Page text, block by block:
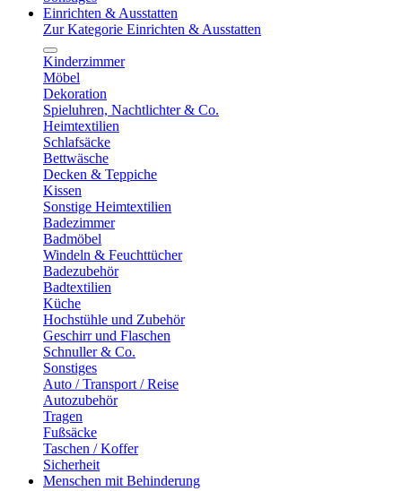
Einrichten & Ausstatten
Zur Kategorie Einrichten & Ausstatten
Kinderzimmer
Möbel
Dekoration
Spieluhren, Nachtlichter & Co.
Heimtextilien
Schlafsäcke
Bettwäsche
Decken & Teppiche
Kissen
Sonstige Heimtextilien
Badezimmer
Badmöbel
Windeln & Feuchttücher
Badezubehör
Badtextilien
Küche
Hochstühle und Zubehör
Geschirr und Flaschen
Schnuller & Co.
Sonstiges
Auto / Transport / Reise
Autozubehör
Tragen
Fußsäcke
Taschen / Koffer
Sicherheit
Menschen mit Behinderung